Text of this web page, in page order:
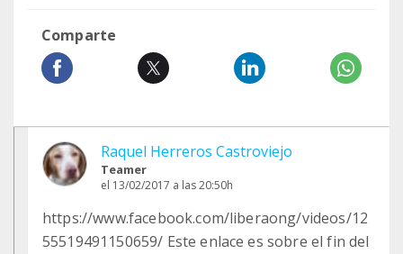
Comparte
Raquel Herreros Castroviejo
Teamer
el 13/02/2017 a las 20:50h
https://www.facebook.com/liberaong/videos/12
55519491150659/ Este enlace es sobre el fin del